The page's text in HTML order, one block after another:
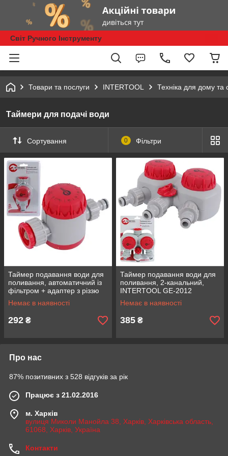
Світ Ручного Інструменту
Товари та послуги INTERTOOL Техніка для дому та
Таймери для подачі води
Сортування 0 Фільтри
Таймер подавання води для
поливання, автоматичний із
фільтром + адаптер з різзю
1/2" INTERTOOL GE-2011
Немає в наявності
292 ₴
Таймер подавання води для
поливання, 2-канальний,
INTERTOOL GE-2012
Немає в наявності
385 ₴
Про нас
87% позитивних з 528 відгуків за рік
Працює з 21.02.2016
м. Харків
вулиця Миколи Манойла 38, Харків, Харківська область,
61068, Харків, Україна
Контакти